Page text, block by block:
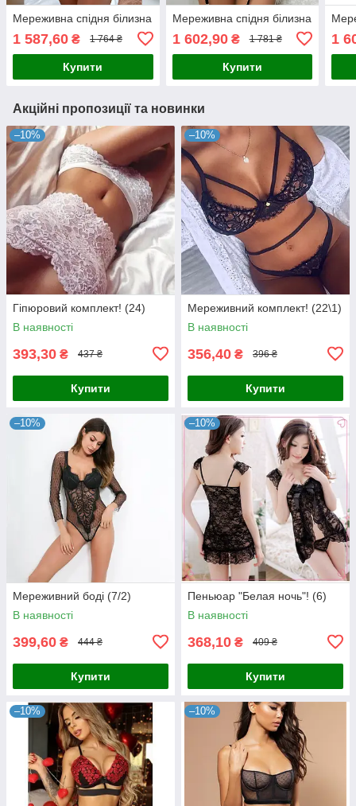
Мереживна спідня білизна
1 587,60 ₴ 1 764 ₴
Купити
Мереживна спідня білизна
1 602,90₴ 1 781 ₴
Купити
1
Акційні пропозиції та новинки
–10%
Гіпюровий комплект! (24)
В наявності
393,30 ₴ 437 ₴
Купити
–10%
Мереживний комплект! (22\1)
В наявності
356,40 ₴ 396 ₴
Купити
–10%
Мереживний боді (7/2)
В наявності
399,60 ₴ 444 ₴
Купити
–10%
Пеньюар "Белая ночь"! (6)
В наявності
368,10 ₴ 409 ₴
Купити
–10% –10%